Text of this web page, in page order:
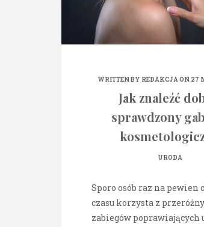
WRITTEN BY REDAKCJAON 27
Jak znaleźć
sprawdzony
URODA
Sporo osób raz na pewien
czasu korzysta z
zabiegów poprawiających